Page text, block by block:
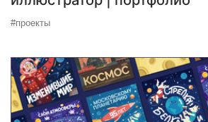
#проекты